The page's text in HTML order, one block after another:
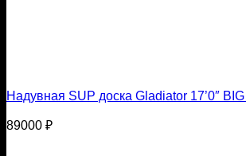
Надувная SUP доска Gladiator 17’0″
89000 ₽